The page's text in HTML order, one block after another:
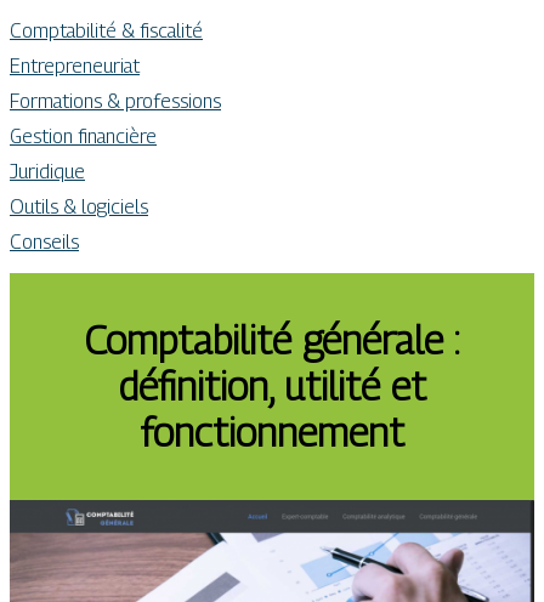
Comptabilité & fiscalité
Entrepreneuriat
Formations & professions
Gestion financière
Juridique
Outils & logiciels
Conseils
Comptabilité générale :
définition, utilité et
fonctionnement